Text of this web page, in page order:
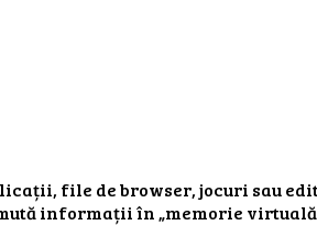
file de browser, jocuri sau
informații în „memorie